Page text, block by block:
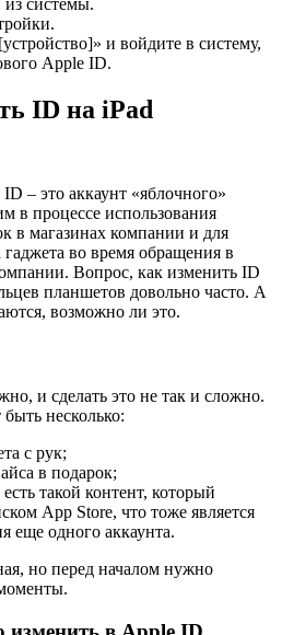
системы.
и войдите в систему,
Apple ID.
ID на iPad
– это аккаунт «яблочного»
в процессе использования
в магазинах компании и для
во время обращения в
Вопрос, как изменить ID
планшетов довольно часто. А
возможно ли это.
и сделать это не так и сложно.
несколько:
с рук;
в подарок;
такой контент, который
App Store, что тоже является
еще одного аккаунта.
но перед началом нужно